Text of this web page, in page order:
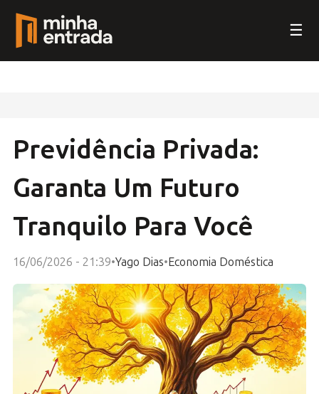
☰
Previdência Privada:
Garanta Um Futuro
Tranquilo Para Você
16/06/2026 - 21:39•Yago Dias•Economia Doméstica